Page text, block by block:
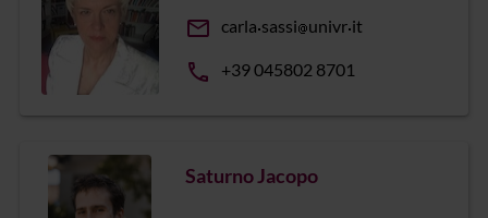
email carla sassi univr it
phone +39 045802 8701
Saturno Jacopo